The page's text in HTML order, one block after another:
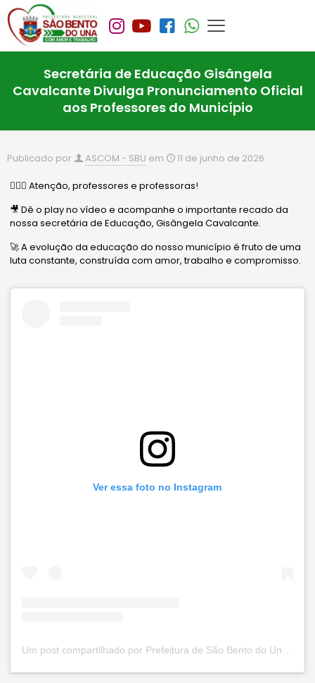
Secretária de Educação Gisângela
Cavalcante Divulga Pronunciamento Oficial
aos Professores do Município
Publicado por ASCOM - SBU em 11 de junho de 2026
🙋🏻‍♂️ Atenção, professores e professoras!
🎥 Dê o play no vídeo e acompanhe o importante recado da
nossa secretária de Educação, Gisângela Cavalcante.
🚀 A evolução da educação do nosso município é fruto de uma
luta constante, construída com amor, trabalho e compromisso.
Ver essa foto no Instagram